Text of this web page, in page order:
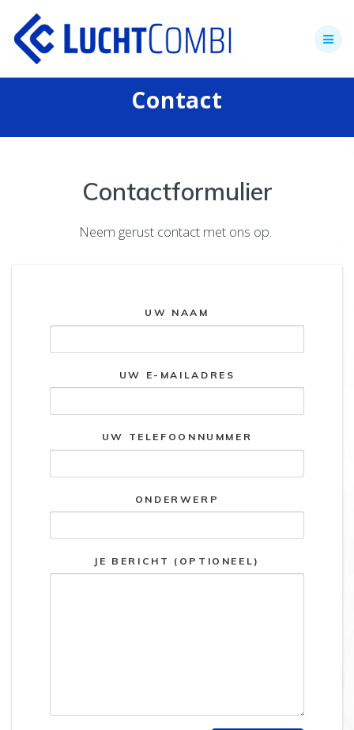
to
content
Contact
Contactformulier
Neem gerust contact met ons op.
UW NAAM
UW E-MAILADRES
UW TELEFOONNUMMER
ONDERWERP
JE BERICHT (OPTIONEEL)